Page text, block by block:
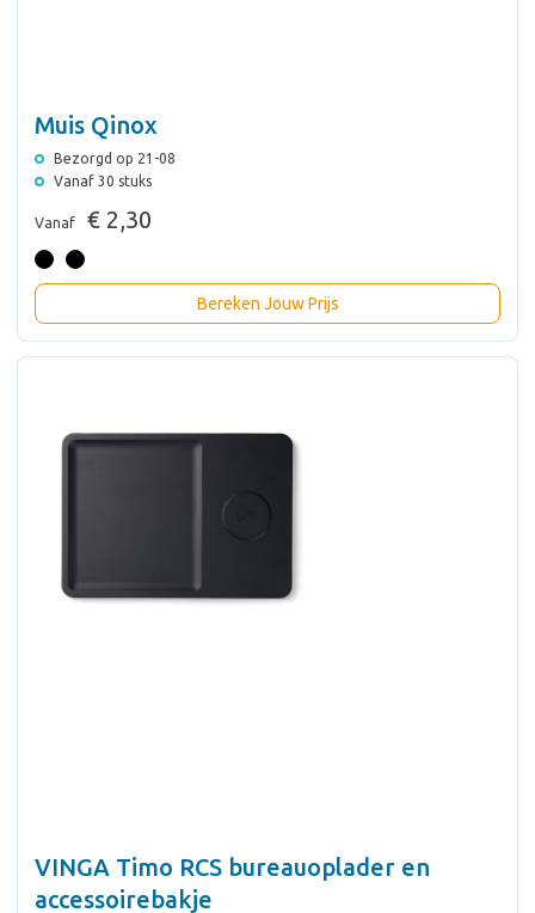
Muis Qinox
Bezorgd op 21-08
Vanaf 30 stuks
Vanaf € 2,30
Bereken Jouw Prijs
VINGA Timo RCS bureauoplader en
accessoirebakje